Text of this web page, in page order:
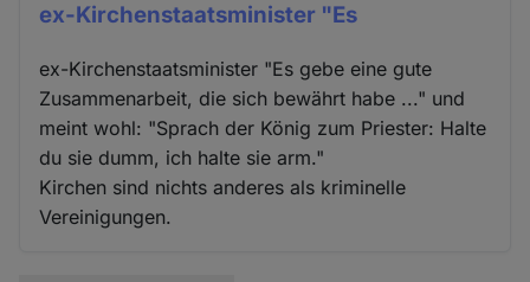
ex-Kirchenstaatsminister "Es
ex-Kirchenstaatsminister "Es gebe eine gute
Zusammenarbeit, die sich bewährt habe ..." und
meint wohl: "Sprach der König zum Priester: Halte
du sie dumm, ich halte sie arm."
Kirchen sind nichts anderes als kriminelle
Vereinigungen.